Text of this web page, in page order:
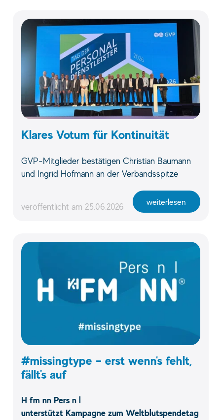
Klares Votum für Kontinuität
GVP-Mitglieder bestätigen Christian Baumann
und Ingrid Hofmann an der Verbandsspitze
veröffentlicht am 25.06.2026 weiterlesen
#missingtype – erst wenn's fehlt,
fällt's auf
H fm nn Pers n l
unterstützt Kampagne zum Weltblutspendetag